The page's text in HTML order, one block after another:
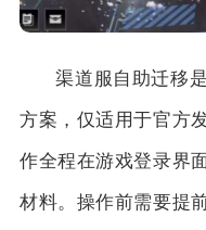
渠道服自助迁移
方案，仅适用于官方
作全程在游戏登录界
材料。操作前需要提